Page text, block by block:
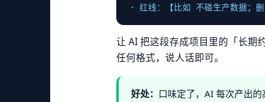
· 红线：【比如 不碰生产数据；
让 AI 把这段存成项目里的「长期
任何格式，说人话即可。
好处： 口味定了，AI 每次产出的